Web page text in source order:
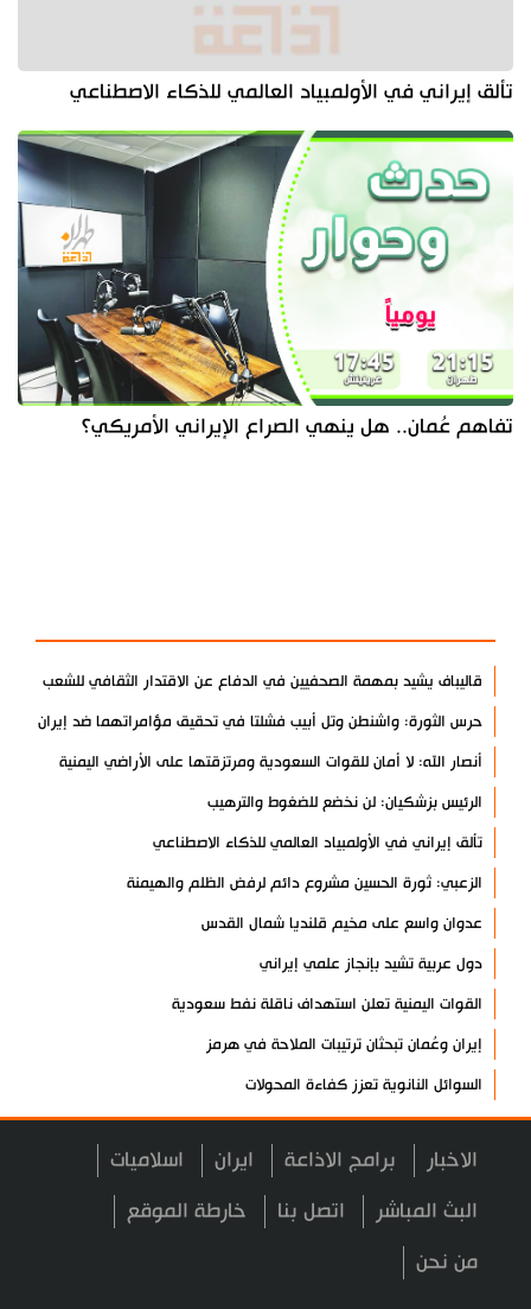
تألق إيراني في الأولمبياد العالمي للذكاء الاصطناعي
تفاهم عُمان.. هل ينهي الصراع الإيراني الأمريكي؟
قاليباف يشيد بمهمة الصحفيين في الدفاع عن الاقتدار الثقافي للشعب
حرس الثورة: واشنطن وتل أبيب فشلتا في تحقيق مؤامراتهما ضد إيران
أنصار الله: لا أمان للقوات السعودية ومرتزقتها على الأراضي اليمنية
الرئيس بزشكيان: لن نخضع للضغوط والترهيب
تألق إيراني في الأولمبياد العالمي للذكاء الاصطناعي
الزعبي: ثورة الحسين مشروع دائم لرفض الظلم والهيمنة
عدوان واسع على مخيم قلنديا شمال القدس
دول عربية تشيد بإنجاز علمي إيراني
القوات اليمنية تعلن استهداف ناقلة نفط سعودية
إيران وعُمان تبحثان ترتيبات الملاحة في هرمز
السوائل النانوية تعزز كفاءة المحولات
توقيف مسلح في ملعب غولف تابع لترامب بكاليفورنيا
البرازيل تخفّض علاقاتها مع الأرجنتين وتندد بتصعيد أميركي
علي السيد: صمت الحكومة يضعف موقف لبنان
انخفاض حاد في مخزون الصواريخ الأمريكية
الاخبار برامج الاذاعة ايران اسلاميات
البث المباشر اتصل بنا خارطة الموقع
من نحن